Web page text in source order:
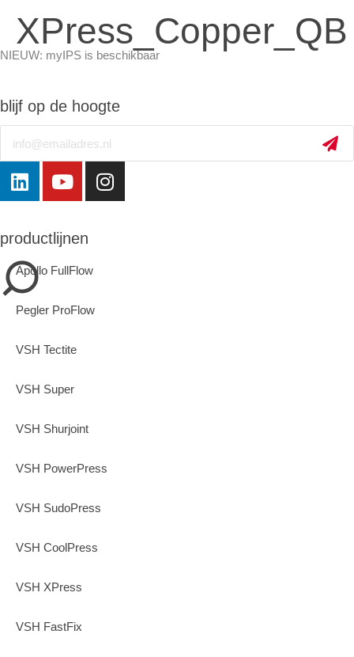
NIEUW: myIPS is beschikbaar
sluiten
XPress_Copper_QB
blijf op de hoogte
productlijnen
Apollo FullFlow
Pegler ProFlow
VSH Tectite
VSH Super
VSH Shurjoint
VSH PowerPress
VSH SudoPress
VSH CoolPress
VSH XPress
VSH FastFix